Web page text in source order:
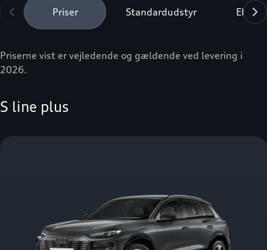
Priser Standardudstyr
Priserne vist er vejledende og gældende ved levering i
2026.
S line plus